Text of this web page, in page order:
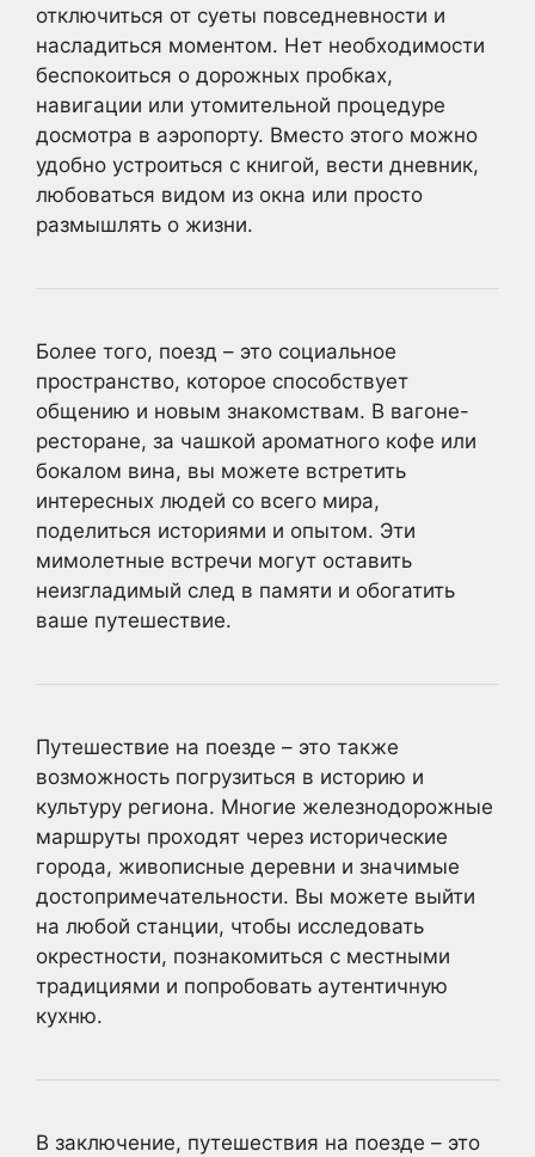
отключиться от суеты повседневности и
насладиться моментом. Нет необходимости
беспокоиться о дорожных пробках,
навигации или утомительной процедуре
досмотра в аэропорту. Вместо этого можно
удобно устроиться с книгой, вести дневник,
любоваться видом из окна или просто
размышлять о жизни.
Более того, поезд – это социальное
пространство, которое способствует
общению и новым знакомствам. В вагоне-
ресторане, за чашкой ароматного кофе или
бокалом вина, вы можете встретить
интересных людей со всего мира,
поделиться историями и опытом. Эти
мимолетные встречи могут оставить
неизгладимый след в памяти и обогатить
ваше путешествие.
Путешествие на поезде – это также
возможность погрузиться в историю и
культуру региона. Многие железнодорожные
маршруты проходят через исторические
города, живописные деревни и значимые
достопримечательности. Вы можете выйти
на любой станции, чтобы исследовать
окрестности, познакомиться с местными
традициями и попробовать аутентичную
кухню.
В заключение, путешествия на поезде – это